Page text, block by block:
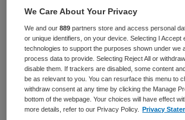
VAKGEBIED
Zorgmanagement
FUNCTIE
BRANCHE
Ziekenhuis Niet nader
PLAATSINGSDATUM
13 maart 2025
NIVEAU
WO
We Care About Your Privacy
We and our889 partners store and access personal
or unique identifiers, on your device. Selecting I Accept
technologies to support the purposes shown under we
process data to provide. Selecting Reject All or
disable them. If trackers are disabled, some content
be as relevant to you. You can resurface this menu to
withdraw consent at any time by clicking the Manage
bottom of the webpage. Your choices will have effect
more details, refer to our Privacy Policy.
Privacy